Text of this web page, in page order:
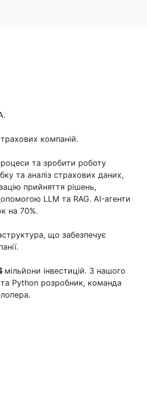
компаній.
та зробити роботу
та аналіз страхових даних,
прийняття рішень,
LLM та RAG. AI-агенти
на 70%.
що забезпечує
мільйони інвестицій. З нашого
Python розробник, команда